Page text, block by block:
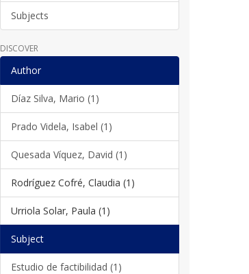
Subjects
DISCOVER
Author
Díaz Silva, Mario (1)
Prado Videla, Isabel (1)
Quesada Víquez, David (1)
Rodríguez Cofré, Claudia (1)
Urriola Solar, Paula (1)
Subject
Estudio de factibilidad (1)